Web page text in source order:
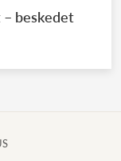
– beskedet